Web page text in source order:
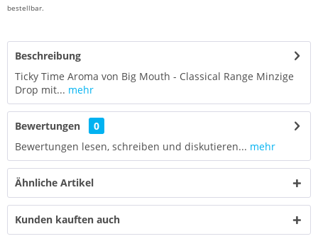
bestellbar.
Beschreibung
Ticky Time Aroma von Big Mouth - Classical Range Minzige
Drop mit... mehr
Bewertungen
0
Bewertungen lesen, schreiben und diskutieren... mehr
Ähnliche Artikel
Kunden kauften auch